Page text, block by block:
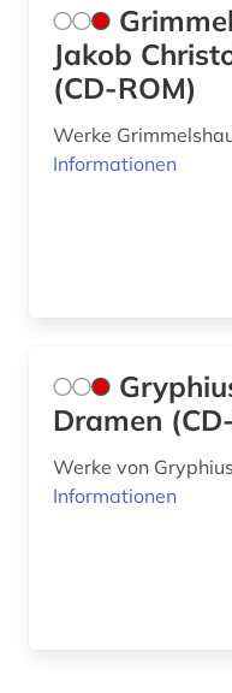
kritik (2)
krylov (1)
kunststoffe (1)
kurden (1)
kurdisch (1)
körperschaft (1)
Jakob
(CD-ROM)
Werke
Informationen
Dramen
Werke von
Informationen